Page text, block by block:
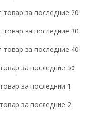
за последние 20
за последние 30
за последние 40
за последние 50
за последний 1
за последние 2